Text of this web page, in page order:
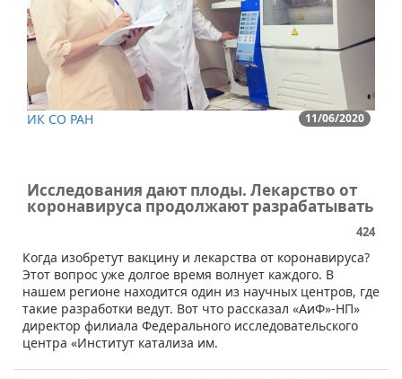
11/06/2020
ИК СО РАН
Исследования дают плоды. Лекарство от
коронавируса продолжают разрабатывать
424
Когда изобретут вакцину и лекарства от коронавируса?
Этот вопрос уже долгое время волнует каждого. В
нашем регионе находится один из научных центров, где
такие разработки ведут. Вот что рассказал «АиФ»-НП»
директор филиала Федерального исследовательского
центра «Институт катализа им.